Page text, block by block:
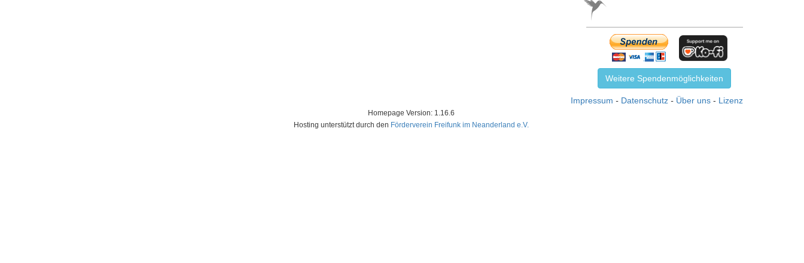
Weitere Spendenmöglichkeiten
Impressum - Datenschutz - Über uns - Lizenz
Homepage Version: 1.16.6
Hosting unterstützt durch den Förderverein Freifunk im Neanderland e.V.